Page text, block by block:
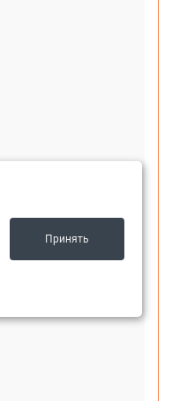
Принять